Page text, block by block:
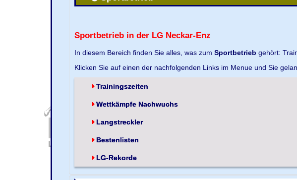
Sportbetrieb in der LG Neckar-Enz
In diesem Bereich finden Sie alles, was zumSportbetrieb gehört:
Klicken Sie auf einen der nachfolgenden Links im Menue und Sie
Trainingszeiten
Wettkämpfe Nachwuchs
Langstreckler
Bestenlisten
LG-Rekorde